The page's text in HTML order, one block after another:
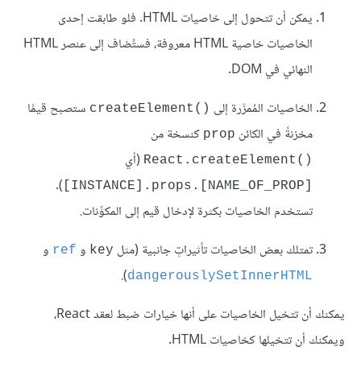
يمكن أن تتحول إلى خاصيات HTML. فلو طابقت إحدى
الخاصيات خاصية HTML معروفة، فستُضاف إلى عنصر HTML
النهائي في DOM.
الخاصيات المُمرَّرة إلى createElement() ‎ ستصبح قيمًا
مخزنةً في الكائن prop كنسخة من
React.createElement() ‎ (أي
[INSTANCE].props.[NAME_OF_PROP]
).
تستخدم الخاصيات بكثرة لإدخال قيم إلى المكوِّنات.
تمتلك بعض الخاصيات تأثيراتٍ جانبية (مثل key و ref و
dangerouslySetInnerHTML
).
يمكنك أن تتخيل الخاصيات على أنها خيارات ضبط لعقد React،
ويمكنك أن تتخيلها كخاصيات HTML.